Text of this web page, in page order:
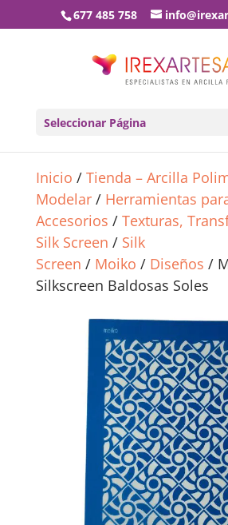
677 485 758
Seleccionar Página
Inicio / Tienda – Arcilla
Modelar/ Herramientas
Accesorios / Texturas,
Silk Screen / Silk
Screen / Moiko / Diseños /
Silkscreen Baldosas Soles